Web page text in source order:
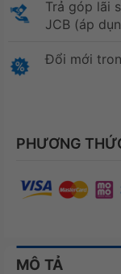
Trả góp lãi
JCB (áp
Đổi mới
PHƯƠNG
MÔ TẢ